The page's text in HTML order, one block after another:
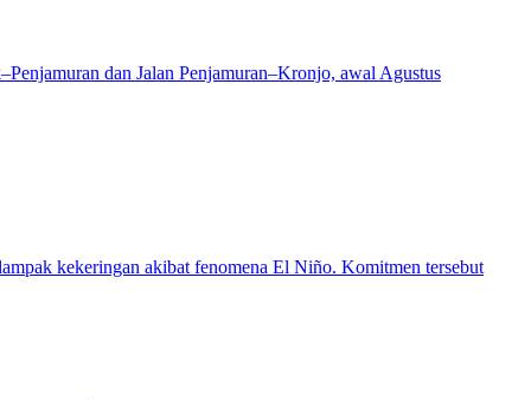
dan Jalan Penjamuran–Kronjo, awal Agustus
kekeringan akibat fenomena El Niño. Komitmen tersebut